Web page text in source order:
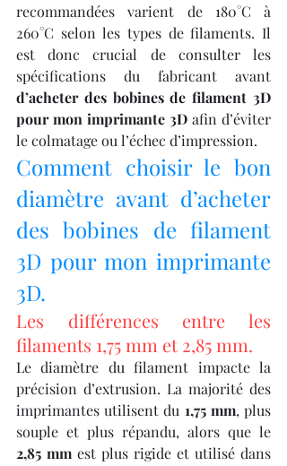
recommandées varient de 180°C à
260°C selon les types de filaments. Il
est donc crucial de consulter les
d’acheter des bobines de filament 3D
pour mon imprimante 3D afin d’éviter
le colmatage ou l’échec d’impression.
Comment choisir le bon
diamètre avant d’acheter
des bobines de filament
3D pour mon imprimante
3D.
Les différences entre les
filaments 1,75 mm et 2,85 mm.
Le diamètre du filament impacte la
précision d’extrusion. La majorité des
imprimantes utilisent du 1,75 mm, plus
2,85 mm est plus rigide et utilisé dans